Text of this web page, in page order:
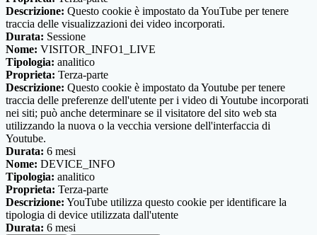
Descrizione: Questo cookie è impostato da YouTube per tenere
traccia delle visualizzazioni dei video incorporati.
Durata: Sessione
Nome: VISITOR_INFO1_LIVE
Tipologia: analitico
Proprieta: Terza-parte
Descrizione: Questo cookie è impostato da Youtube per tenere
traccia delle preferenze dell'utente per i video di Youtube incorporati
nei siti; può anche determinare se il visitatore del sito web sta
utilizzando la nuova o la vecchia versione dell'interfaccia di
Youtube.
Durata: 6 mesi
Nome: DEVICE_INFO
Tipologia: analitico
Proprieta: Terza-parte
Descrizione: YouTube utilizza questo cookie per identificare la
tipologia di device utilizzata dall'utente
Durata: 6 mesi